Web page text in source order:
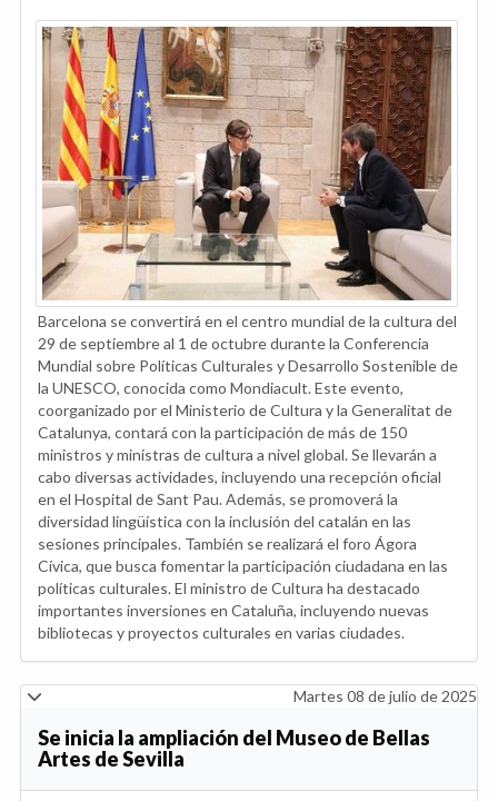
Barcelona se convertirá en el centro mundial de la cultura del
29 de septiembre al 1 de octubre durante la Conferencia
Mundial sobre Políticas Culturales y Desarrollo Sostenible de
la UNESCO, conocida como Mondiacult. Este evento,
coorganizado por el Ministerio de Cultura y la Generalitat de
Catalunya, contará con la participación de más de 150
ministros y ministras de cultura a nivel global. Se llevarán a
cabo diversas actividades, incluyendo una recepción oficial
en el Hospital de Sant Pau. Además, se promoverá la
diversidad lingüística con la inclusión del catalán en las
sesiones principales. También se realizará el foro Ágora
Cívica, que busca fomentar la participación ciudadana en las
políticas culturales. El ministro de Cultura ha destacado
importantes inversiones en Cataluña, incluyendo nuevas
bibliotecas y proyectos culturales en varias ciudades.
Martes 08 de julio de 2025
Se inicia la ampliación del Museo de Bellas
Artes de Sevilla